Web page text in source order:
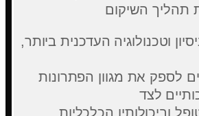
וטכנולוגיה העדכנית ביותר,
לספק את מגוון הפתרונות
לצד